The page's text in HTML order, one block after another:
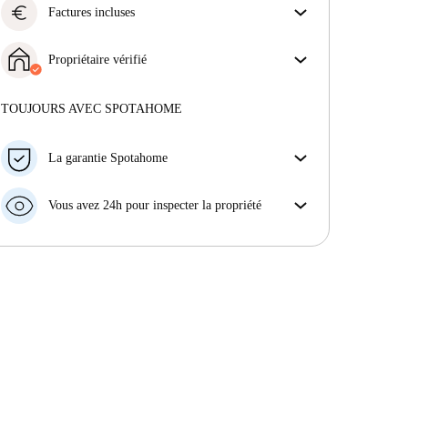
acceptée immédiatement si elle satisfait les
euro Factures incluses
incluses, couvrant le loyer et les services pour une
expérience de location sans tracas.
Propriétaire vérifié
Plus d'informations sur ce propriétaire
TOUJOURS AVEC SPOTAHOME
La garantie Spotahome
préavis, nous allons soit (A) vous payer une chambre
soit (B) vous rembourser en totalité.
Vous avez 24h pour inspecter la propriété